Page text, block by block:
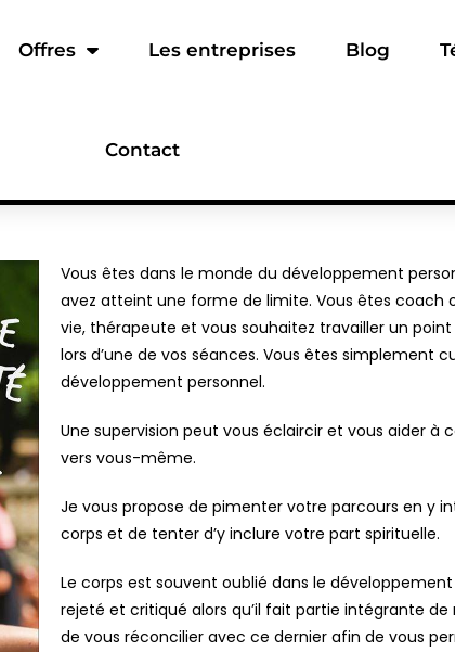
Offres Les entreprises Blog
Contact
Vous êtes dans le monde du développement
avez atteint une forme de limite. Vous êtes coach
vie, thérapeute et vous souhaitez travailler un
lors d’une de vos séances. Vous êtes simplement
développement personnel.
Une supervision peut vous éclaircir et vous aider à
vers vous-même.
Je vous propose de pimenter votre parcours en y
corps et de tenter d’y inclure votre part spirituelle.
Le corps est souvent oublié dans le développement
rejeté et critiqué alors qu’il fait partie intégrante
de vous réconcilier avec ce dernier afin de vous